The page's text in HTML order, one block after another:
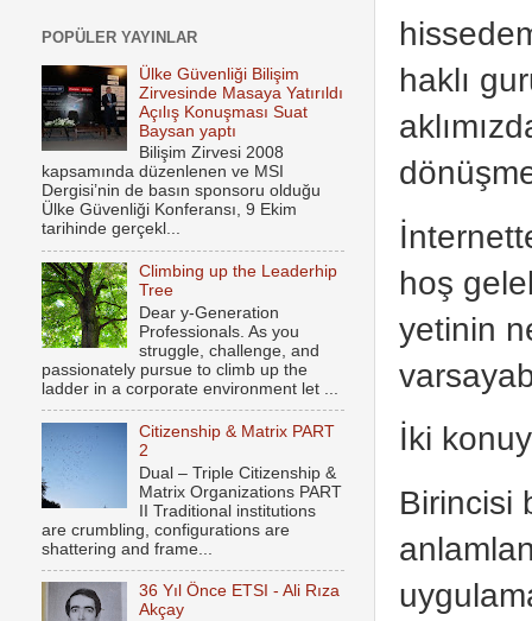
haklı
hoş
yetinin
İki
Birincisi
POPÜLER YAYINLAR
Ülke Güvenliği Bilişim
Zirvesinde Masaya Yatırıldı
Açılış Konuşması Suat
Baysan yaptı
Bilişim Zirvesi 2008
kapsamında düzenlenen ve MSI
Dergisi’nin de basın sponsoru olduğu
Ülke Güvenliği Konferansı, 9 Ekim
tarihinde gerçekl...
Climbing up the Leaderhip
Tree
Dear y-Generation
Professionals. As you
struggle, challenge, and
passionately pursue to climb up the
ladder in a corporate environment let ...
Citizenship & Matrix PART
2
Dual – Triple Citizenship &
Matrix Organizations PART
II Traditional institutions
are crumbling, configurations are
shattering and frame...
36 Yıl Önce ETSI - Ali Rıza
Akçay